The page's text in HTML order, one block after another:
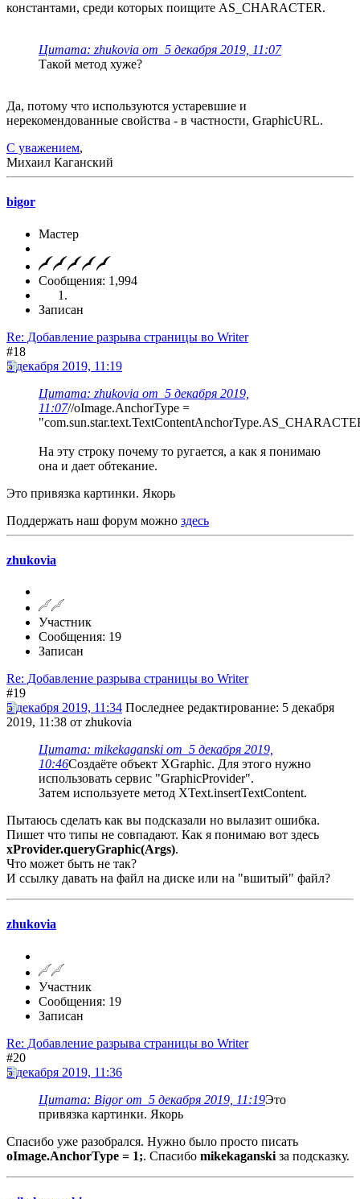
константами, среди которых поищите AS_CHARACTER.
Цитата: zhukovia от 5 декабря 2019, 11:07
Такой метод хуже?
Да, потому что используются устаревшие и
нерекомендованные свойства - в частности, GraphicURL.
С уважением,
Михаил Каганский
bigor
Мастер
Сообщения: 1,994
Записан
Re: Добавление разрыва страницы во Writer
#18
5 декабря 2019, 11:19
Цитата: zhukovia от 5 декабря 2019,
11:07//oImage.AnchorType =
На эту строку почему то ругается, а как я понимаю
она и дает обтекание.
Это привязка картинки. Якорь
Поддержать наш форум можно здесь
zhukovia
Участник
Сообщения: 19
Записан
Re: Добавление разрыва страницы во Writer
#19
5 декабря 2019, 11:34 Последнее редактирование: 5 декабря
2019, 11:38 от zhukovia
Цитата: mikekaganski от 5 декабря 2019,
10:46Создаёте объект XGraphic. Для этого нужно
использовать сервис "GraphicProvider".
Затем используете метод XText.insertTextContent.
Пытаюсь сделать как вы подсказали но вылазит ошибка.
Пишет что типы не совпадают. Как я понимаю вот здесь
xProvider.queryGraphic(Args).
Что может быть не так?
И ссылку давать на файл на диске или на "вшитый" файл?
zhukovia
Участник
Сообщения: 19
Записан
Re: Добавление разрыва страницы во Writer
#20
5 декабря 2019, 11:36
Цитата: Bigor от 5 декабря 2019, 11:19Это
привязка картинки. Якорь
Спасибо уже разобрался. Нужно было просто писать
oImage.AnchorType = 1;. Спасибо mikekaganski за подсказку.